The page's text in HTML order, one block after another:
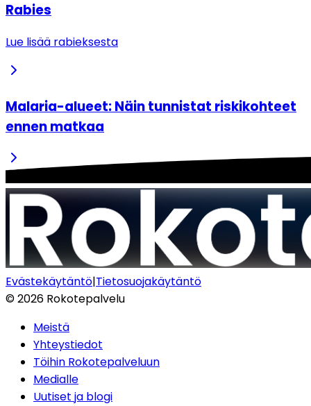
Rabies
Lue lisää rabieksesta
Malaria-alueet: Näin tunnistat riskikohteet
ennen matkaa
Evästekäytäntö|Tietosuojakäytäntö
©2026 Rokotepalvelu
Meistä
Yhteystiedot
Töihin Rokotepalveluun
Medialle
Uutiset ja blogi